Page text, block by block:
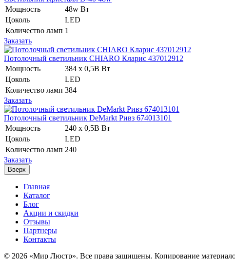
Мощность
48w Вт
Цоколь
LED
Количество ламп 1
Заказать
Потолочный светильник CHIARO Кларис 437012912
Мощность
384 x 0,5В Вт
Цоколь
LED
Количество ламп 384
Заказать
Потолочный светильник DeMarkt Ривз 674013101
Мощность
240 x 0,5В Вт
Цоколь
LED
Количество ламп 240
Заказать
Вверх
Главная
Каталог
Блог
Акции и скидки
Отзывы
Партнеры
Контакты
© 2026 «Мир Люстр». Все права защищены. Копирование